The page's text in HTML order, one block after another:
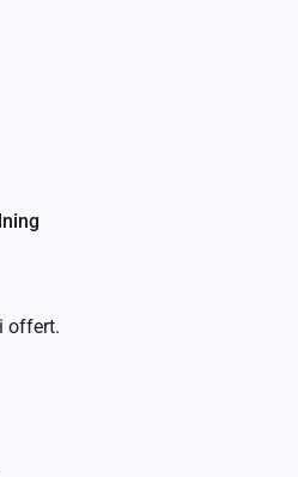
offert.